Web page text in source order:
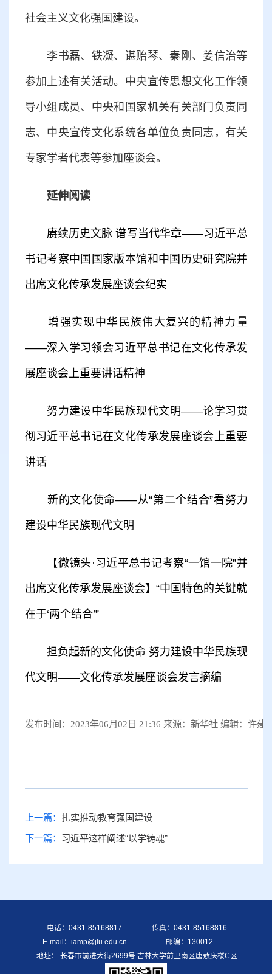
社会主义文化强国建设。
李书磊、铁凝、谌贻琴、秦刚、姜信治等
参加上述有关活动。中央宣传思想文化工作领
导小组成员、中央和国家机关有关部门负责同
志、中央宣传文化系统各单位负责同志，有关
专家学者代表等参加座谈会。
延伸阅读
赓续历史文脉 谱写当代华章——习近平总
书记考察中国国家版本馆和中国历史研究院并
出席文化传承发展座谈会纪实
增强实现中华民族伟大复兴的精神力量
——深入学习领会习近平总书记在文化传承发
展座谈会上重要讲话精神
努力建设中华民族现代文明——论学习贯
彻习近平总书记在文化传承发展座谈会上重要
讲话
新的文化使命——从“第二个结合”看努力
建设中华民族现代文明
【微镜头·习近平总书记考察“一馆一院”并
出席文化传承发展座谈会】“中国特色的关键就
在于‘两个结合’”
担负起新的文化使命 努力建设中华民族现
代文明——文化传承发展座谈会发言摘编
发布时间：2023年06月02日 21:36 来源：新华社 编辑：许建
上一篇： 扎实推动教育强国建设
下一篇： 习近平这样阐述“以学铸魂”
电话：0431-85168817
传真：0431-85168816
E-mail：iamp@jlu.edu.cn
邮编：130012
地址： 长春市前进大街2699号 吉林大学前卫南区唐敖庆楼C区